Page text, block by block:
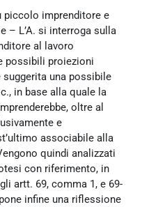
piccolo imprenditore e
– L’A. si interroga sulla
al lavoro
possibili proiezioni
una possibile
in base alla quale la
oltre al
e
associabile alla
quindi analizzati
con riferimento, in
artt. 69, comma 1, e 69-
infine una riflessione